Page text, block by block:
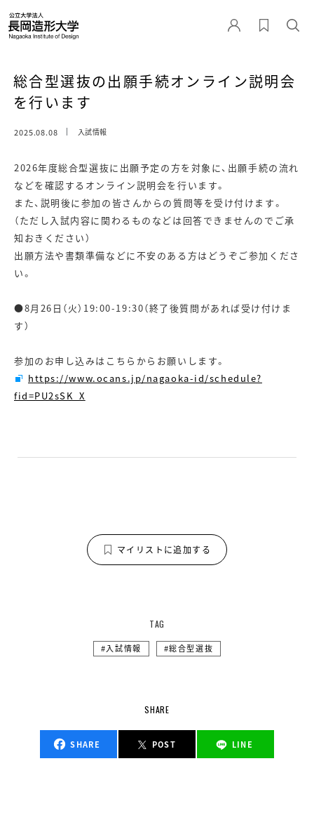
総合型選抜の出願手続オンライン説明会
を行います
2025.08.08 入試情報
2026年度総合型選抜に出願予定の方を対象に、出願手続の流れ
などを確認するオンライン説明会を行います。
また、説明後に参加の皆さんからの質問等を受け付けます。
（ただし入試内容に関わるものなどは回答できませんのでご承
知おきください）
出願方法や書類準備などに不安のある方はどうぞご参加くださ
い。
●8月26日（火）19:00-19:30（終了後質問があれば受け付けま
す）
参加のお申し込みはこちらからお願いします。
https://www.ocans.jp/nagaoka-id/schedule?
fid=PU2sSK_X
マイリストに追加する
TAG
入試情報 総合型選抜
SHARE
SHARE POST LINE